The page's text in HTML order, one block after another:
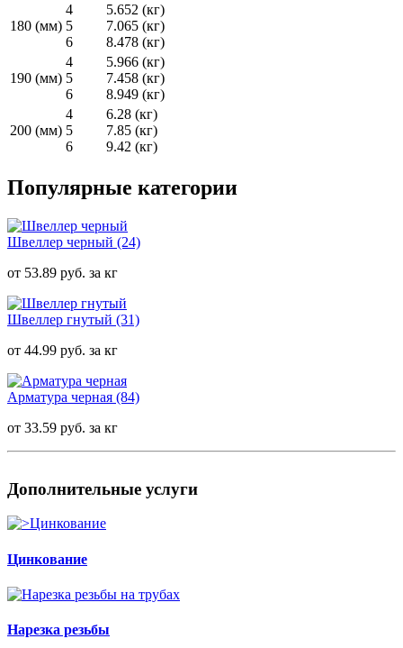
180 (мм)
4
5
6
5.652 (кг)
7.065 (кг)
8.478 (кг)
190 (мм)
4
5
6
5.966 (кг)
7.458 (кг)
8.949 (кг)
200 (мм)
4
5
6
6.28 (кг)
7.85 (кг)
9.42 (кг)
Популярные категории
Швеллер черный (24)
от 53.89 руб. за кг
Швеллер гнутый (31)
от 44.99 руб. за кг
Арматура черная (84)
от 33.59 руб. за кг
Дополнительные услуги
Цинкование
Нарезка резьбы